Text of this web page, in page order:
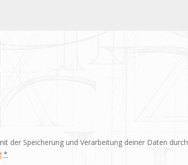
der Speicherung und Verarbeitung deiner Daten durch
*